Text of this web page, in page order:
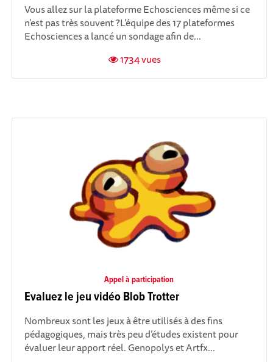
Vous allez sur la plateforme Echosciences même si ce
n’est pas très souvent ?L’équipe des 17 plateformes
Echosciences a lancé un sondage afin de...
1734 vues
Appel à participation
Evaluez le jeu vidéo Blob Trotter
Nombreux sont les jeux à être utilisés à des fins
pédagogiques, mais très peu d’études existent pour
évaluer leur apport réel. Genopolys et Artfx...